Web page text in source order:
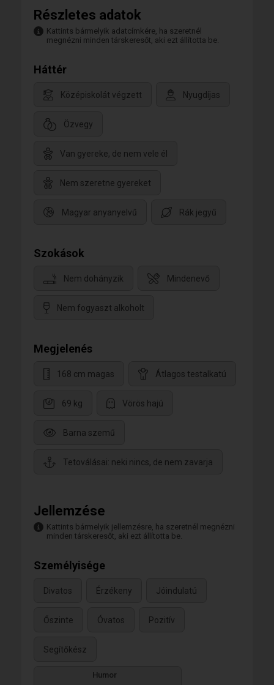
Részletes adatok
Kattints bármelyik adatcímkére, ha szeretnél
megnézni minden társkeresőt, aki ezt állította be.
Háttér
Középiskolát végzett Nyugdíjas
Özvegy
Van gyereke, de nem vele él
Nem szeretne gyereket
Magyar anyanyelvű Rák jegyű
Szokások
Nem dohányzik Mindenevő
Nem fogyaszt alkoholt
Megjelenés
168 cm magas Átlagos testalkatú
69 kg Vörös hajú
Barna szemű
Tetoválásai: neki nincs, de nem zavarja
Jellemzése
Kattints bármelyik jellemzésre, ha szeretnél megnézni
minden társkeresőt, aki ezt állította be.
Személyisége
Divatos Érzékeny Jóindulatú
Őszinte Óvatos Pozitív
Segítőkész
Humor